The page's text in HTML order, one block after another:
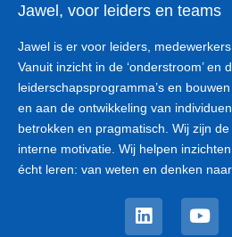
Jawel, voor leiders en teams
Jawel is er voor leiders,
Vanuit inzicht in de ‘onderstroom’ en
leiderschapsprogramma’s en
en aan de ontwikkeling van
betrokken en pragmatisch. Wij zijn
interne motivatie. Wij helpen
écht leren: van weten en denken
Linkedin